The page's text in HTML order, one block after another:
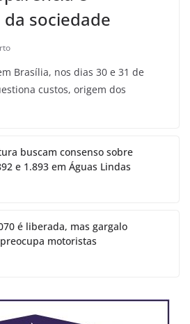
sociedade
Brasília, nos dias 30 e 31 de
custos, origem dos
buscam consenso sobre
e 1.893 em Águas Lindas
é liberada, mas gargalo
motoristas